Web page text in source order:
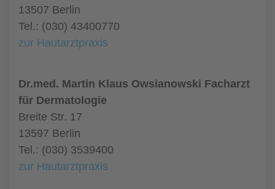
13507 Berlin
Tel.: (030) 43400770
zur Hautarztpraxis
Dr.med. Martin Klaus Owsianowski Facharzt
für Dermatologie
Breite Str. 17
13597 Berlin
Tel.: (030) 3539400
zur Hautarztpraxis